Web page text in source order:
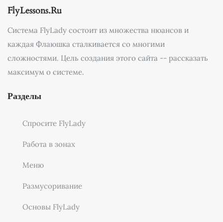
FlyLessons.Ru
Система FlyLady состоит из множества нюансов и
каждая Флаюшка сталкивается со многими
сложностями. Цель создания этого сайта -- рассказать
максимум о системе.
Разделы
Спросите FlyLady
Работа в зонах
Меню
Размусоривание
Основы FlyLady